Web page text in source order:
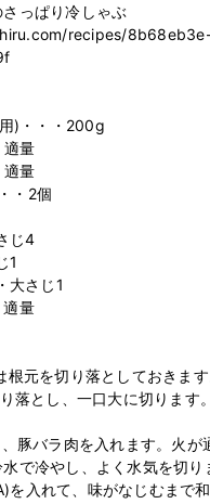
っぱり冷しゃぶ
recipes/
)・・・200g
適量
適量
・2個
じ4
1
大さじ1
適量
元を切り落としておきます
落とし、一口大に切ります
豚バラ肉を入れます。火が
で冷やし、よく水気を切り
入れて、味がなじむまで和